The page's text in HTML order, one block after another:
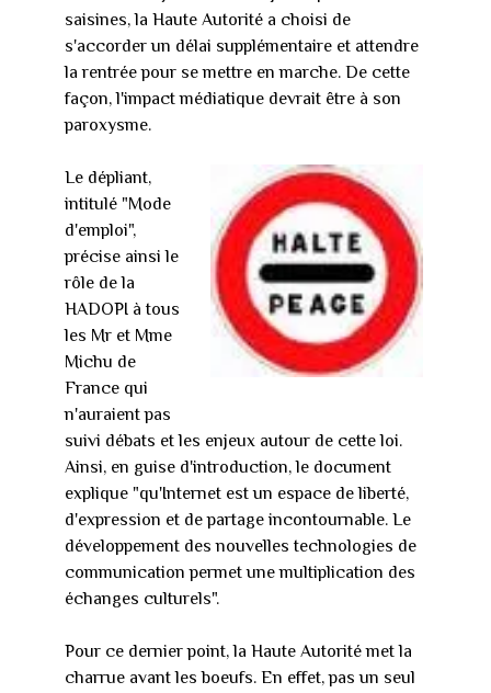
saisines, la Haute Autorité a choisi de
s'accorder un délai supplémentaire et attendre
la rentrée pour se mettre en marche. De cette
façon, l'impact médiatique devrait être à son
paroxysme.
Le dépliant,
intitulé "Mode
d'emploi",
précise ainsi le
rôle de la
HADOPI à tous
les Mr et Mme
Michu de
France qui
n'auraient pas
suivi débats et les enjeux autour de cette loi.
Ainsi, en guise d'introduction, le document
explique "qu'Internet est un espace de liberté,
d'expression et de partage incontournable. Le
développement des nouvelles technologies de
communication permet une multiplication des
échanges culturels".
Pour ce dernier point, la Haute Autorité met la
charrue avant les boeufs. En effet, pas un seul